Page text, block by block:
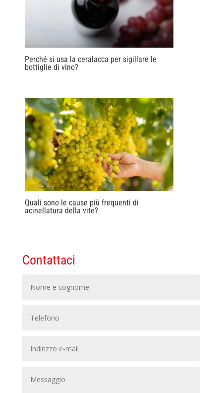
Perché si usa la ceralacca per sigillare le
bottiglie di vino?
Quali sono le cause più frequenti di
acinellatura della vite?
Contattaci